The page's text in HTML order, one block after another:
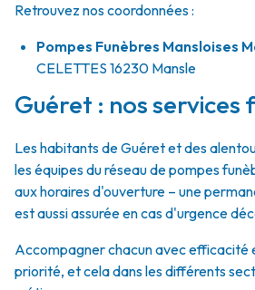
Retrouvez nos coordonnées :
Pompes Funèbres Mansloises
CELETTES 16230 Mansle
Guéret : nos services
Les habitants de Guéret et des
les équipes du réseau de pompes
aux horaires d'ouverture – une
est aussi assurée en cas d'urgence
Accompagner chacun avec efficacité
priorité, et cela dans les différents